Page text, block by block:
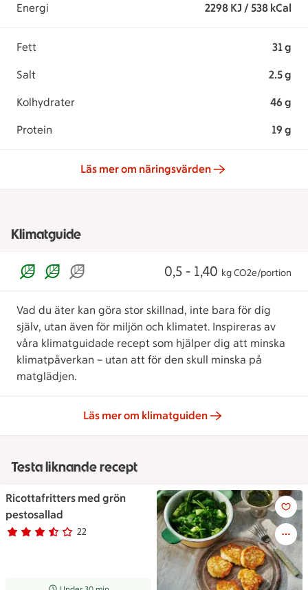
Energi 2298 KJ / 538 kCal
Fett 31 g
Salt 2.5 g
Kolhydrater 46 g
Protein 19 g
Läs mer om näringsvärden
Klimatguide
0,5 - 1,40 kg CO2e/portion
Vad du äter kan göra stor skillnad, inte bara för dig
själv, utan även för miljön och klimatet. Inspireras av
våra klimatguidade recept som hjälper dig att minska
klimatpåverkan – utan att för den skull minska på
matglädjen.
Läs mer om klimatguiden
Testa liknande recept
Ricottafritters med grön
pestosallad
Betyg 3.6 av 5. 22
22 personer har röstat
Ricottafritters med grön